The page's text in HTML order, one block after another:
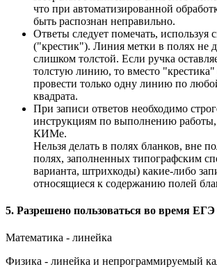
что при автоматизированной
быть распознан неправильно.
Ответы следует помечать, используя
("крестик"). Линия метки в полях не
слишком толстой. Если ручка
толстую линию, то вместо
провести только одну линию по
квадрата.
При записи ответов необходимо
инструкциям по выполнению
КИМе.
Нельзя делать в полях бланков, вне
полях, заполненных типографским
варианта, штрихкоды) какие-либо
относящиеся к содержанию полей
5. Разрешено пользоваться во время ЕГЭ
Математика - линейка
Физика - линейка и непрограммируемый